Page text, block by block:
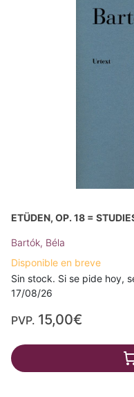
ETÜDEN, OP. 18 =
Bartók, Béla
Disponible en breve
Sin stock. Si se pide hoy,
17/08/26
PVP. 15,00€